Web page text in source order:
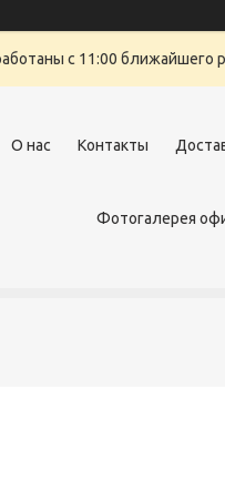
с 11:00 ближайшего
О нас Контакты
Фотогалерея